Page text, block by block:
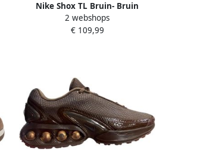
Nike Shox TL Bruin- Bruin
2 webshops
€ 109,99